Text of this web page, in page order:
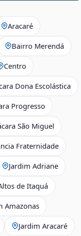
Aracaré
Bairro Merendá
Centro
Dona Escolástica
Progresso
São Miguel
Fraternidade
Jardim Adriane
de Itaquá
Amazonas
Jardim Aracaré